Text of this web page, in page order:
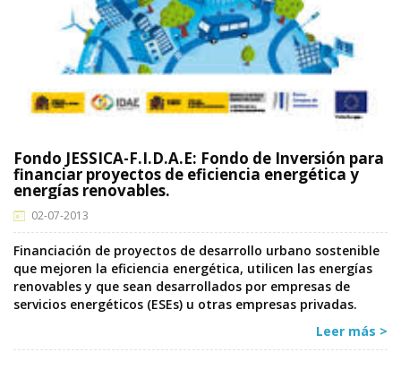
Fondo JESSICA-F.I.D.A.E: Fondo de Inversión para
financiar proyectos de eficiencia energética y
energías renovables.
02-07-2013
Financiación de proyectos de desarrollo urbano sostenible
que mejoren la eficiencia energética, utilicen las energías
renovables y que sean desarrollados por empresas de
servicios energéticos (ESEs) u otras empresas privadas.
Leer más >